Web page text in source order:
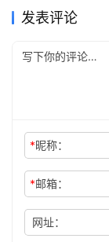
发表评论
*昵称：
*邮箱：
网址：